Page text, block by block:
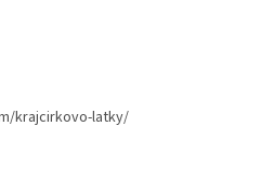
krajcirkovo-latky/